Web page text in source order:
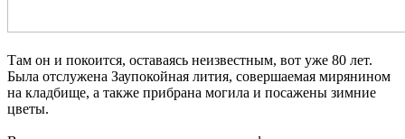
Там он и покоится, оставаясь неизвестным, вот уже 80 лет.
Была отслужена Заупокойная лития, совершаемая мирянином
на кладбище, а также прибрана могила и посажены зимние
цветы.